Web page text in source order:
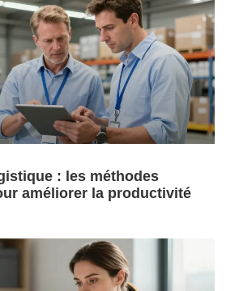
: les méthodes
améliorer la productivité